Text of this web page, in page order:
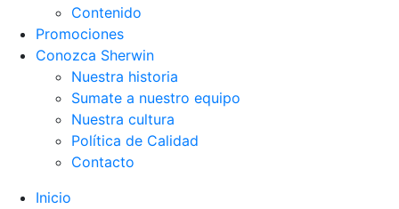
Contenido
Promociones
Conozca Sherwin
Nuestra historia
Sumate a nuestro equipo
Nuestra cultura
Política de Calidad
Contacto
Inicio